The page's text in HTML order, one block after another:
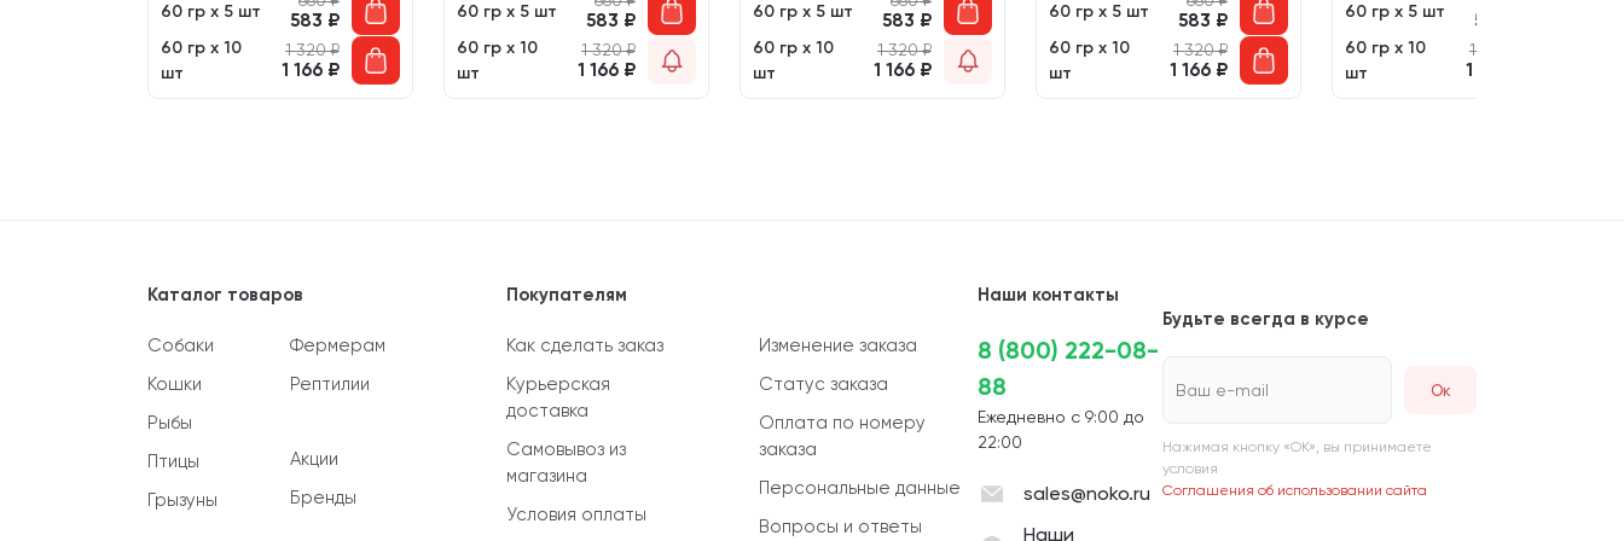
60 гр х 5 шт 583 ₽
60 гр х 10
шт
1 320₽
1 166 ₽
60 гр х 5 шт 583 ₽
60 гр х 10
шт
1 320₽
1 166 ₽
60 гр х 5 шт 583 ₽
60 гр х 10
шт
1 320₽
1 166 ₽
60 гр х 5 шт 583 ₽
60 гр х 10
шт
1 320₽
1 166 ₽
60 гр х 5 шт 583
60 гр х 10
шт
1 320
1 166
Каталог товаров
Собаки
Кошки
Рыбы
Птицы
Грызуны
Фермерам
Рептилии
Акции
Бренды
Покупателям
Как сделать заказ
Курьерская
доставка
Самовывоз из
магазина
Условия оплаты
Изменение заказа
Статус заказа
Оплата по номеру
заказа
Персональные данные
Вопросы и ответы
Наши контакты
8 (800) 222-08-
88
Ежедневно с 9:00 до
22:00
sales@noko.ru
Наши
Будьте всегда в курсе
Ваш e-mail
Нажимая кнопку «ОК», вы принимаете
условия
Соглашения об использовании сайта